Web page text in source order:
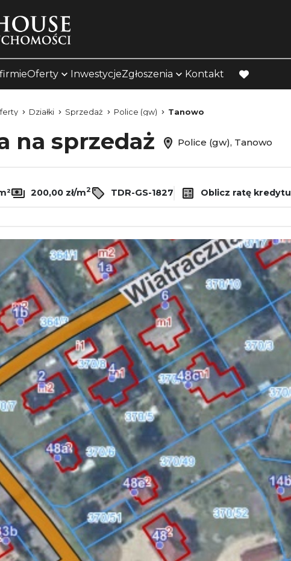
Oferty InwestycjeZgłoszenia Kontakt
favorite
Działki Sprzedaż Police (gw) Tanowo
na sprzedaż Police (gw), Tanowo
200,00 zł/m2 TDR-GS-1827 Oblicz ratę kredytu